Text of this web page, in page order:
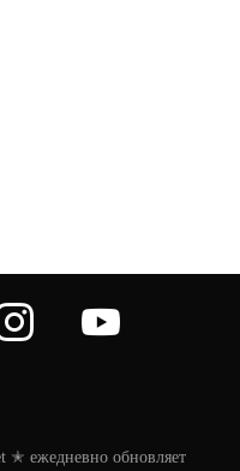
instagram youtube
ежедневно обновляет